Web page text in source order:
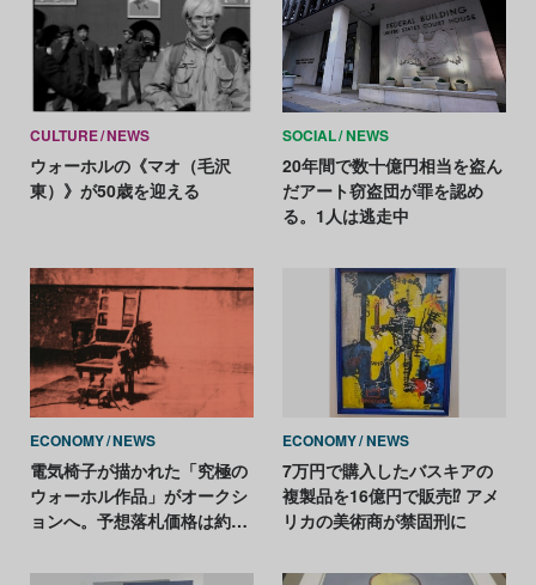
CULTURE NEWS
ウォーホルの《マオ（毛沢
東）》が50歳を迎える
SOCIAL NEWS
20年間で数十億円相当を盗ん
だアート窃盗団が罪を認め
る。1人は逃走中
ECONOMY NEWS
電気椅子が描かれた「究極の
ウォーホル作品」がオークシ
ョンへ。予想落札価格は約43
ECONOMY NEWS
7万円で購入したバスキアの
複製品を16億円で販売⁉ アメ
リカの美術商が禁固刑に